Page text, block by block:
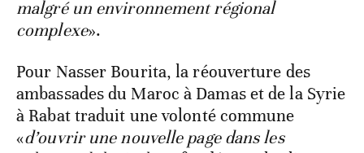
malgré un environnement régional
complexe».
Pour Nasser Bourita, la réouverture des
ambassades du Maroc à Damas et de la Syrie
à Rabat traduit une volonté commune
«d’ouvrir une nouvelle page dans les